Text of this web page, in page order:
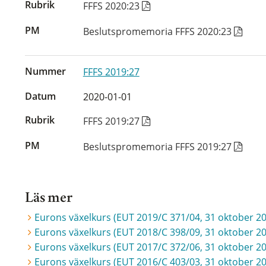
Rubrik
FFFS 2020:23
PM
Beslutspromemoria FFFS 2020:23
Nummer
FFFS 2019:27
Datum
2020-01-01
Rubrik
FFFS 2019:27
PM
Beslutspromemoria FFFS 2019:27
Läs mer
Eurons växelkurs (EUT 2019/C 371/04, 31 oktober
Eurons växelkurs (EUT 2018/C 398/09, 31 oktober
Eurons växelkurs (EUT 2017/C 372/06, 31 oktober
Eurons växelkurs (EUT 2016/C 403/03, 31 oktober